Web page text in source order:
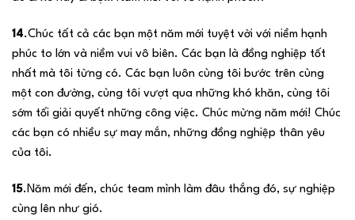
14.Chúc tất cả các bạn một năm mới tuyệt vời với niềm hạnh
phúc to lớn và niềm vui vô biên. Các bạn là đồng nghiệp tốt
nhất mà tôi từng có. Các bạn luôn cùng tôi bước trên cùng
một con đường, cùng tôi vượt qua những khó khăn, cùng tôi
sớm tối giải quyết những công việc. Chúc mừng năm mới! Chúc
các bạn có nhiều sự may mắn, những đồng nghiệp thân yêu
của tôi.
15.Năm mới đến, chúc team mình làm đâu thắng đó, sự nghiệp
cùng lên như gió.